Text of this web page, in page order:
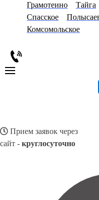
Грамотеино
Тайга
Спасское
Комсомольское
Прием заявок через
сайт - круглосуточно